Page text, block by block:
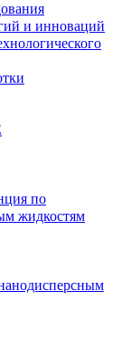
и инноваций
по
жидкостям